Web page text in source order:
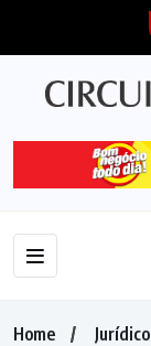
Home Jurídico